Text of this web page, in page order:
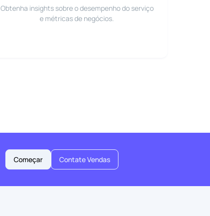
Obtenha insights sobre o desempenho do serviço
e métricas de negócios.
Começar Contate Vendas